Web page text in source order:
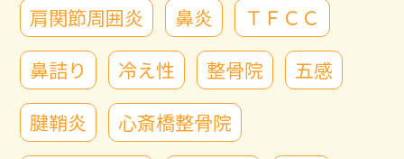
肩関節周囲炎
鼻炎
ＴＦＣＣ
鼻詰り
冷え性 整骨院
五感
腱鞘炎
心斎橋整骨院